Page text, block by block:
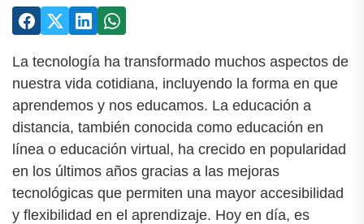
La tecnología ha transformado muchos aspectos de
nuestra vida cotidiana, incluyendo la forma en que
aprendemos y nos educamos. La educación a
distancia, también conocida como educación en
línea o educación virtual, ha crecido en popularidad
en los últimos años gracias a las mejoras
tecnológicas que permiten una mayor accesibilidad
y flexibilidad en el aprendizaje. Hoy en día, es